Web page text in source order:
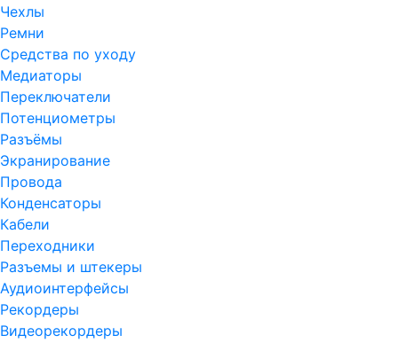
Чехлы
Ремни
Средства по уходу
Медиаторы
Переключатели
Потенциометры
Разъёмы
Экранирование
Провода
Конденсаторы
Кабели
Переходники
Разъемы и штекеры
Аудиоинтерфейсы
Рекордеры
Видеорекордеры